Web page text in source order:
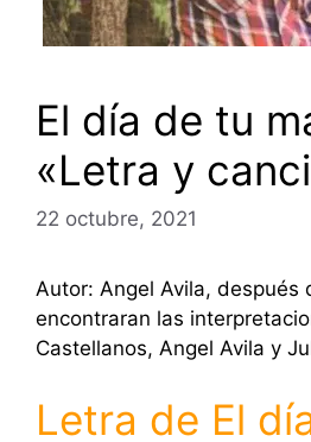
El día de tu
«Letra y
22 octubre, 2021
Autor: Angel Avila, después
encontraran las
Castellanos, Angel Avila y
Letra de El